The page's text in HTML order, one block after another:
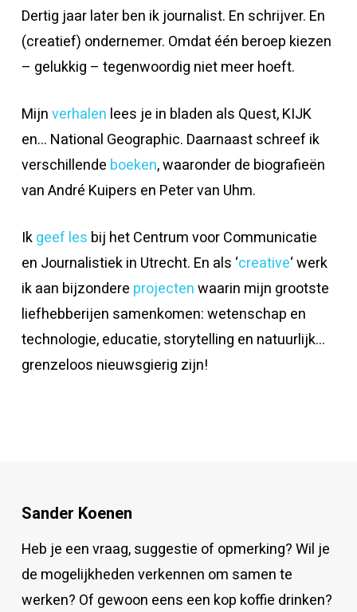
Dertig jaar later ben ik journalist. En schrijver. En
(creatief) ondernemer. Omdat één beroep kiezen
– gelukkig – tegenwoordig niet meer hoeft.
Mijnverhalen lees je in bladen als Quest, KIJK
en… National Geographic. Daarnaast schreef ik
verschillende boeken, waaronder de biografieën
van André Kuipers en Peter van Uhm.
Ikgeef les bij het Centrum voor Communicatie
en Journalistiek in Utrecht. En als ‘creative‘ werk
ik aan bijzondere projectenwaarin mijn grootste
liefhebberijen samenkomen: wetenschap en
technologie, educatie, storytelling en natuurlijk…
grenzeloos nieuwsgierig zijn!
Sander Koenen
Heb je een vraag, suggestie of opmerking? Wil je
de mogelijkheden verkennen om samen te
werken? Of gewoon eens een kop koffie drinken?